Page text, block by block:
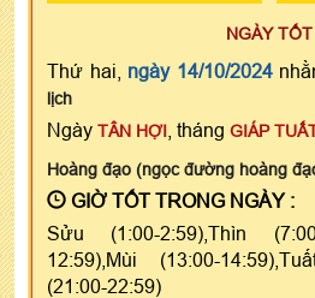
NGÀY TỐT
Thứ hai, ngày 14/10/2024
lịch
Ngày TÂN HỢI , tháng GIÁP
Hoàng đạo (ngọc đường hoàng
GIỜ TỐT TRONG NGÀY :
Sửu (1:00-2:59),Thìn
12:59),Mùi (13:00-
(21:00-22:59)